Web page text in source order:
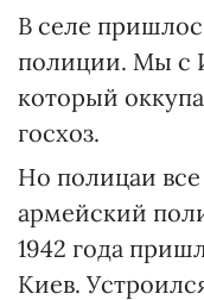
В селе
полиции. Мы с
который
госхоз.
Но полицаи
армейский
1942 года
Киев.